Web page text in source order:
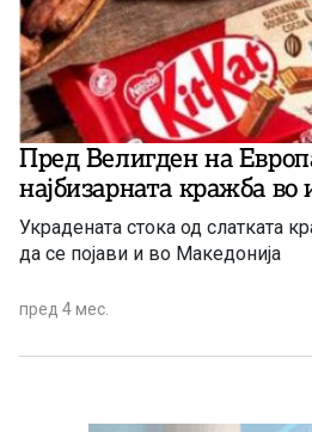
Пред Велигден на
најбизарната кражба во
Украдената стока од слатката
да се појави и во Македонија
пред 4 мес.